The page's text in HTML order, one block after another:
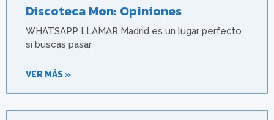
Discoteca Mon: Opiniones
WHATSAPP LLAMAR Madrid es un lugar perfecto
si buscas pasar
VER MÁS »